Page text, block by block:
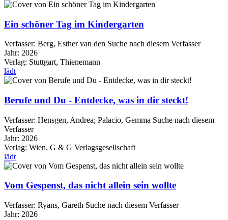
Ein schöner Tag im Kindergarten
Verfasser: Berg, Esther van den Suche nach diesem Verfasser
Jahr: 2026
Verlag: Stuttgart, Thienemann
lädt
Berufe und Du - Entdecke, was in dir steckt!
Verfasser: Hensgen, Andrea; Palacio, Gemma Suche nach diesem
Verfasser
Jahr: 2026
Verlag: Wien, G & G Verlagsgesellschaft
lädt
Vom Gespenst, das nicht allein sein wollte
Verfasser: Ryans, Gareth Suche nach diesem Verfasser
Jahr: 2026